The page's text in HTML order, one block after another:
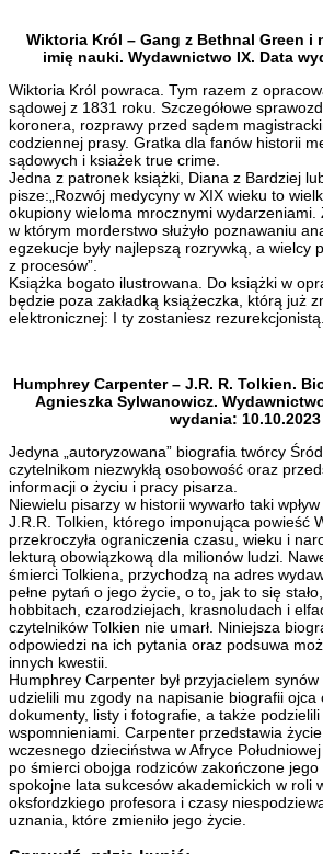
Wiktoria Król – Gang z Bethnal Green i
imię nauki. Wydawnictwo IX. Data
Wiktoria Król powraca. Tym razem z
sądowej z 1831 roku. Szczegółowe
koronera, rozprawy przed sądem
codziennej prasy. Gratka dla fanów historii
sądowych i ksiażek true crime.
Jedna z patronek książki, Diana z Bardziej
pisze:„Rozwój medycyny w XIX wieku to
okupiony wieloma mrocznymi wydarzeniami.
w którym morderstwo służyło poznawaniu
egzekucje były najlepszą rozrywką, a wielcy
z procesów”.
Książka bogato ilustrowana. Do książki w
będzie poza zakładką książeczka, którą już
elektronicznej: I ty zostaniesz rezurekcjonistą.
Humphrey Carpenter – J.R. R. Tolkien.
Agnieszka Sylwanowicz.
wydania: 10.10.2023
Jedyna „autoryzowana” biografia twórcy
czytelnikom niezwykłą osobowość oraz
informacji o życiu i pracy pisarza.
Niewielu pisarzy w historii wywarło taki
J.R.R. Tolkien, którego imponująca powieść
przekroczyła ograniczenia czasu, wieku i
lekturą obowiązkową dla milionów ludzi.
śmierci Tolkiena, przychodzą na adres
pełne pytań o jego życie, o to, jak to się
hobbitach, czarodziejach, krasnoludach i
czytelników Tolkien nie umarł. Niniejsza
odpowiedzi na ich pytania oraz podsuwa
innych kwestii.
Humphrey Carpenter był przyjacielem
udzielili mu zgody na napisanie biografii ojca
dokumenty, listy i fotografie, a także
wspomnieniami. Carpenter przedstawia
wczesnego dzieciństwa w Afryce
po śmierci obojga rodziców zakończone jego
spokojne lata sukcesów akademickich w roli
oksfordzkiego profesora i czasy
uznania, które zmieniło jego życie.